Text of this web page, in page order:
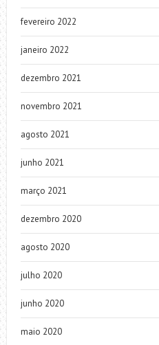
fevereiro 2022
janeiro 2022
dezembro 2021
novembro 2021
agosto 2021
junho 2021
março 2021
dezembro 2020
agosto 2020
julho 2020
junho 2020
maio 2020